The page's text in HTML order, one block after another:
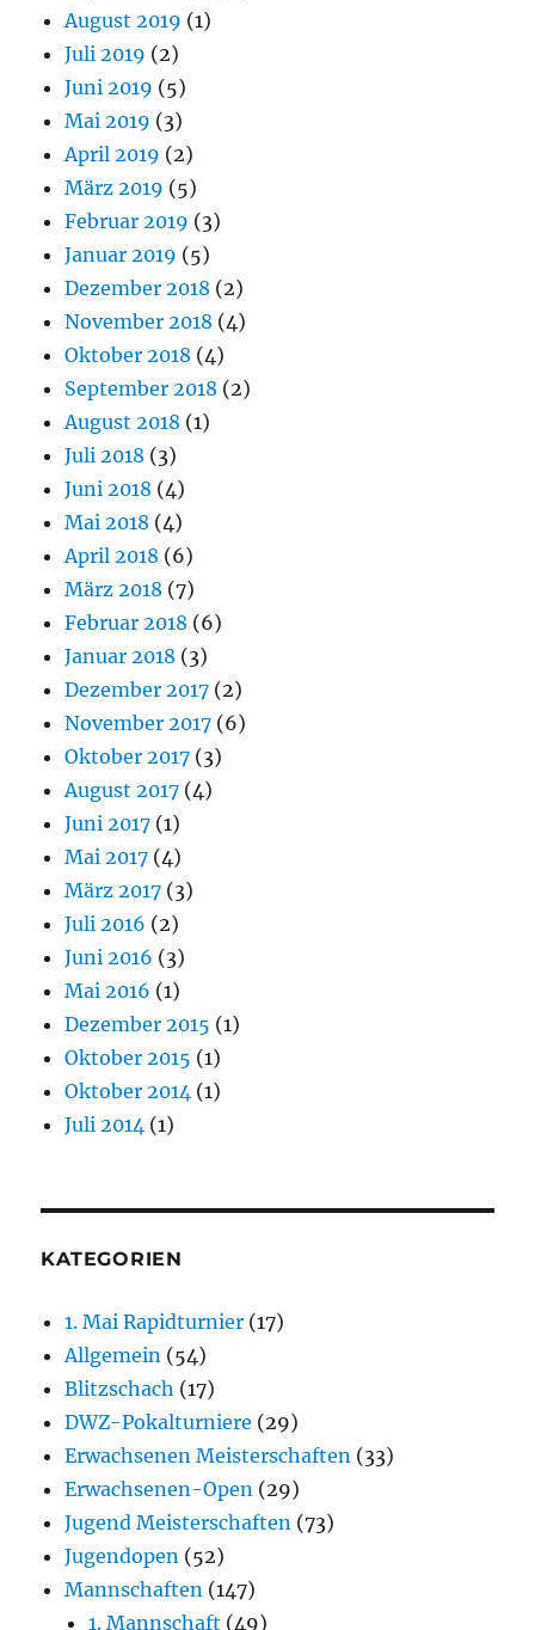
August 2019 (1)
Juli 2019 (2)
Juni 2019 (5)
Mai 2019 (3)
April 2019 (2)
März 2019 (5)
Februar 2019 (3)
Januar 2019 (5)
Dezember 2018 (2)
November 2018 (4)
Oktober 2018 (4)
September 2018 (2)
August 2018 (1)
Juli 2018 (3)
Juni 2018 (4)
Mai 2018 (4)
April 2018 (6)
März 2018 (7)
Februar 2018 (6)
Januar 2018 (3)
Dezember 2017 (2)
November 2017 (6)
Oktober 2017 (3)
August 2017 (4)
Juni 2017 (1)
Mai 2017 (4)
März 2017 (3)
Juli 2016 (2)
Juni 2016 (3)
Mai 2016 (1)
Dezember 2015 (1)
Oktober 2015 (1)
Oktober 2014 (1)
Juli 2014 (1)
KATEGORIEN
1. Mai Rapidturnier (17)
Allgemein (54)
Blitzschach (17)
DWZ-Pokalturniere (29)
Erwachsenen Meisterschaften (33)
Erwachsenen-Open (29)
Jugend Meisterschaften (73)
Jugendopen (52)
Mannschaften (147)
1. Mannschaft (49)